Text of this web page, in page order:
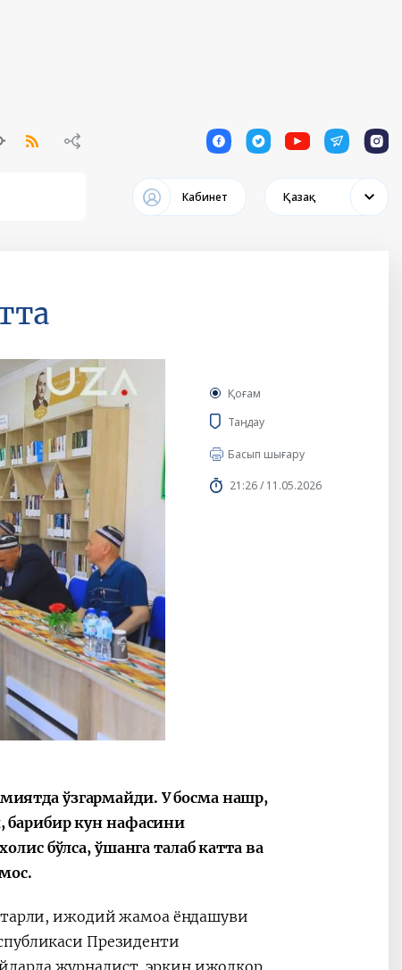
1 1 1 1 1
Кабинет Қазақ
Қоғам
Таңдау
Басып шығару
21:26 / 11.05.2026
ўзгармайди. У босма нашр,
кун нафасини
бўлса, ўшанга талаб катта ва
ижодий жамоа ёндашуви
Президенти